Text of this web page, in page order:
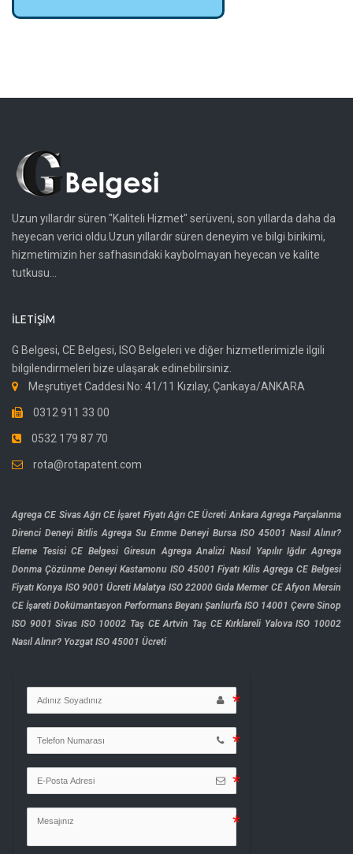
Uzun yıllardır süren "Kaliteli Hizmet" serüveni, son yıllarda daha da
heyecan verici oldu.Uzun yıllardır süren deneyim ve bilgi birikimi,
hizmetimizin her safhasındaki kaybolmayan heyecan ve kalite
tutkusu...
İLETIŞIM
G Belgesi, CE Belgesi, ISO Belgeleri ve diğer hizmetlerimizle ilgili
bilgilendirmeleri bize ulaşarak edinebilirsiniz.
Meşrutiyet Caddesi No: 41/11 Kızılay, Çankaya/ANKARA
0312 911 33 00
0532 179 87 70
rota@rotapatent.com
Agrega CE Sivas Ağrı CE İşaret Fiyatı Ağrı CE Ücreti Ankara Agrega Parçalanma
Direnci Deneyi Bitlis Agrega Su Emme Deneyi Bursa ISO 45001 Nasıl Alınır?
Eleme Tesisi CE Belgesi Giresun Agrega Analizi Nasıl Yapılır Iğdır Agrega
Donma Çözünme Deneyi Kastamonu ISO 45001 Fiyatı Kilis Agrega CE Belgesi
Fiyatı Konya ISO 9001 Ücreti Malatya ISO 22000 Gıda Mermer CE Afyon Mersin
CE İşareti Dokümantasyon Performans Beyanı Şanlıurfa ISO 14001 Çevre Sinop
ISO 9001 Sivas ISO 10002 Taş CE Artvin Taş CE Kırklareli Yalova ISO 10002
Nasıl Alınır? Yozgat ISO 45001 Ücreti